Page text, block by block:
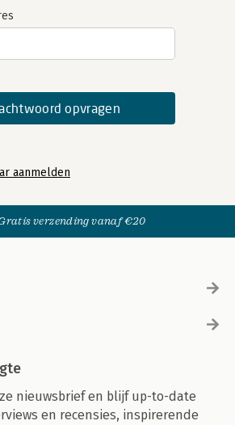
aanmelden
verzending vanaf €20
nieuwsbrief en blijf up-to-date
en recensies, inspirerende